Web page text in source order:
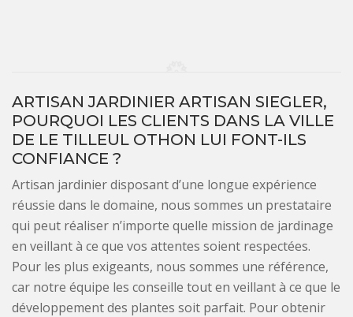
ARTISAN JARDINIER ARTISAN SIEGLER,
POURQUOI LES CLIENTS DANS LA VILLE
DE LE TILLEUL OTHON LUI FONT-ILS
CONFIANCE ?
Artisan jardinier disposant d’une longue expérience
réussie dans le domaine, nous sommes un prestataire
qui peut réaliser n’importe quelle mission de jardinage
en veillant à ce que vos attentes soient respectées.
Pour les plus exigeants, nous sommes une référence,
car notre équipe les conseille tout en veillant à ce que le
développement des plantes soit parfait. Pour obtenir